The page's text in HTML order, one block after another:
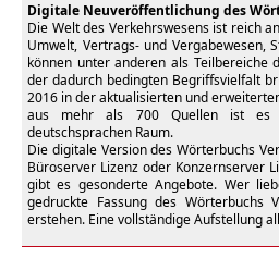
Digitale Neuveröffentlichung des
Die Welt des Verkehrswesens ist reich
Umwelt, Vertrags- und Vergabewesen,
können unter anderen als Teilbereiche
der dadurch bedingten Begriffsvielfalt
2016 in der aktualisierten und
aus mehr als 700 Quellen ist es
deutschsprachen Raum.
Die digitale Version des Wörterbuchs
Büroserver Lizenz oder Konzernserver
gibt es gesonderte Angebote. Wer
gedruckte Fassung des
erstehen. Eine vollständige Aufstellung